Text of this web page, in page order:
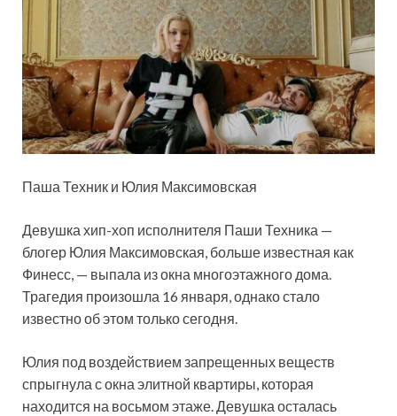
Паша Техник и Юлия Максимовская
Девушка хип-хоп исполнителя Паши Техника —
блогер Юлия Максимовская, больше известная как
Финесс, — выпала из окна многоэтажного дома.
Трагедия произошла 16 января, однако стало
известно об этом только сегодня.
Юлия под воздействием запрещенных веществ
спрыгнула с окна элитной квартиры, которая
находится на восьмом этаже. Девушка осталась